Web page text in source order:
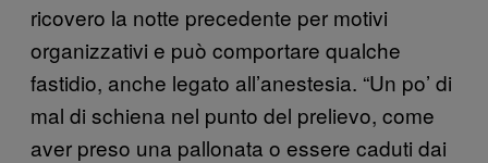
ricovero la notte precedente per motivi
organizzativi e può comportare qualche
fastidio, anche legato all’anestesia. “Un po’ di
mal di schiena nel punto del prelievo, come
aver preso una pallonata o essere caduti dai